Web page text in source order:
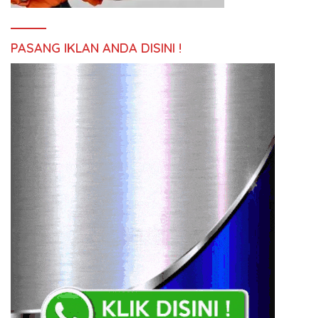
PASANG IKLAN ANDA DISINI !